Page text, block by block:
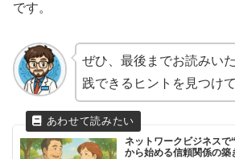
です。
ぜひ、最後までお読みい
践できるヒントを見つけ
ネットワークビジネスで
から始める信頼関係の築